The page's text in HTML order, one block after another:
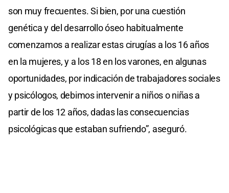
son muy frecuentes. Si bien, por una cuestión
genética y del desarrollo óseo habitualmente
comenzamos a realizar estas cirugías a los 16 años
en la mujeres, y a los 18 en los varones, en algunas
oportunidades, por indicación de trabajadores sociales
y psicólogos, debimos intervenir a niños o niñas a
partir de los 12 años, dadas las consecuencias
psicológicas que estaban sufriendo”, aseguró.